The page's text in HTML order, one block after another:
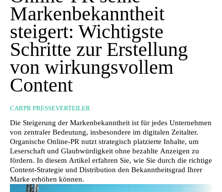
Markenbekanntheit
steigert: Wichtigste
Schritte zur Erstellung
von wirkungsvollem
Content
CARPR PRESSEVERTEILER
Die Steigerung der Markenbekanntheit ist für jedes Unternehmen
von zentraler Bedeutung, insbesondere im digitalen Zeitalter.
Organische Online-PR nutzt strategisch platzierte Inhalte, um
Leserschaft und Glaubwürdigkeit ohne bezahlte Anzeigen zu
fördern. In diesem Artikel erfahren Sie, wie Sie durch die richtige
Content-Strategie und Distribution den Bekanntheitsgrad Ihrer
Marke erhöhen können.